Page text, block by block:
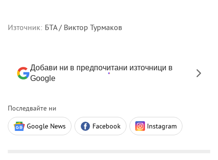
Източник: БТА / Виктор Турмаков
Добави ни в предпочитани източници в
Google
Последвайте ни
Google News Facebook Instagram